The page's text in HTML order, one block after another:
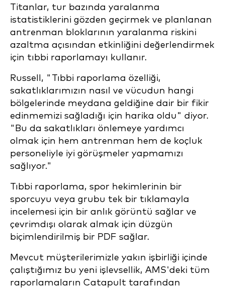
Titanlar, tur bazında yaralanma
istatistiklerini gözden geçirmek ve planlanan
antrenman bloklarının yaralanma riskini
azaltma açısından etkinliğini değerlendirmek
için tıbbi raporlamayı kullanır.
Russell, "Tıbbi raporlama özelliği,
sakatlıklarımızın nasıl ve vücudun hangi
bölgelerinde meydana geldiğine dair bir fikir
edinmemizi sağladığı için harika oldu" diyor.
"Bu da sakatlıkları önlemeye yardımcı
olmak için hem antrenman hem de koçluk
personeliyle iyi görüşmeler yapmamızı
sağlıyor."
Tıbbi raporlama, spor hekimlerinin bir
sporcuyu veya grubu tek bir tıklamayla
incelemesi için bir anlık görüntü sağlar ve
çevrimdışı olarak almak için düzgün
biçimlendirilmiş bir PDF sağlar.
Mevcut müşterilerimizle yakın işbirliği içinde
çalıştığımız bu yeni işlevsellik, AMS'deki tüm
raporlamaların Catapult tarafından